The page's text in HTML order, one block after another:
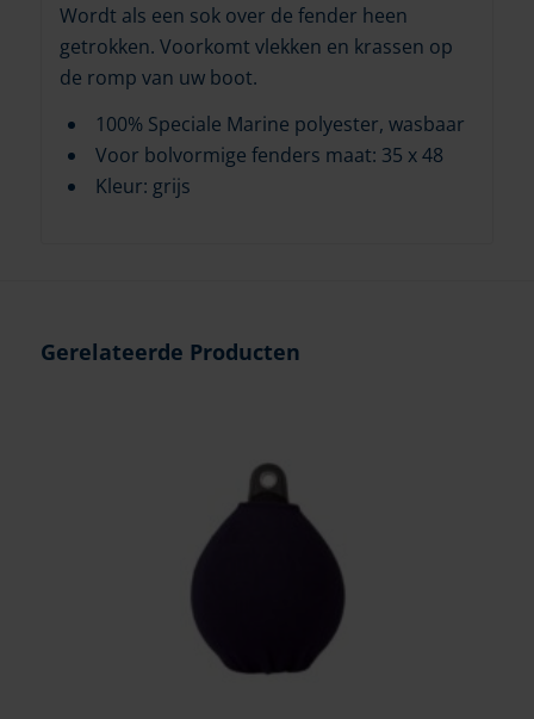
Wordt als een sok over de fender heen
getrokken. Voorkomt vlekken en krassen op
de romp van uw boot.
100% Speciale Marine polyester, wasbaar
Voor bolvormige fenders maat: 35 x 48
Kleur: grijs
Gerelateerde Producten